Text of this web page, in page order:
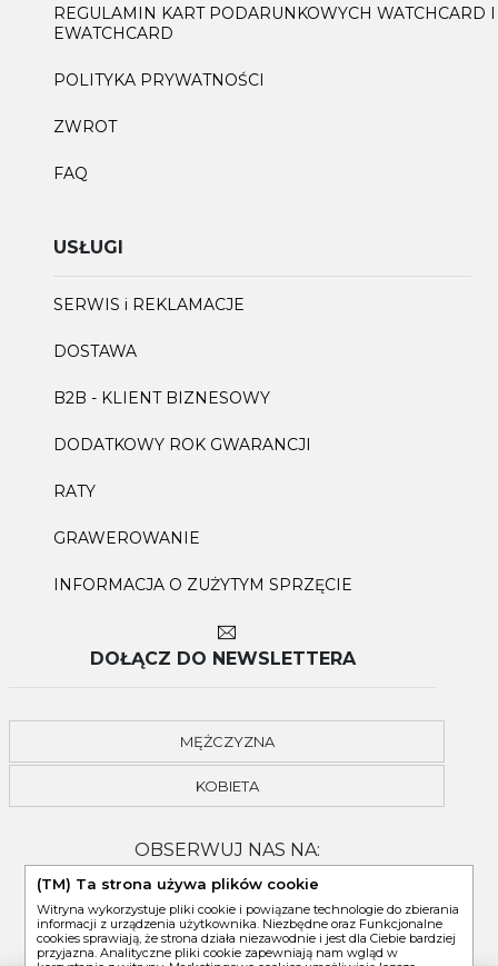
REGULAMIN KART PODARUNKOWYCH WATCHCARD I
EWATCHCARD
POLITYKA PRYWATNOŚCI
ZWROT
FAQ
USŁUGI
SERWIS i REKLAMACJE
DOSTAWA
B2B - KLIENT BIZNESOWY
DODATKOWY ROK GWARANCJI
RATY
GRAWEROWANIE
INFORMACJA O ZUŻYTYM SPRZĘCIE
DOŁĄCZ DO NEWSLETTERA
MĘŻCZYZNA
KOBIETA
OBSERWUJ NAS NA:
(TM) Ta strona używa plików cookie
Witryna wykorzystuje pliki cookie i powiązane technologie do zbierania
informacji z urządzenia użytkownika. Niezbędne oraz Funkcjonalne
cookies sprawiają, że strona działa niezawodnie i jest dla Ciebie bardziej
przyjazna. Analityczne pliki cookie zapewniają nam wgląd w